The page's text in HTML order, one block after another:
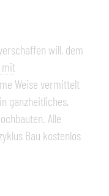
will, dem
mit
Weise vermittelt
ganzheitliches,
Alle
Bau kostenlos